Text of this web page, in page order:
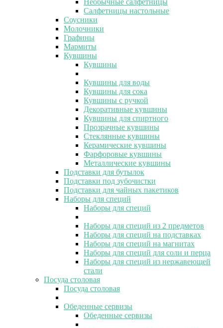
Салфетницы настольные
Соусники
Молочники
Графины
Мармиты
Кувшины
Кувшины
Кувшины для воды
Кувшины для сока
Кувшины с ручкой
Декоративные кувшины
Кувшины для спиртного
Прозрачные кувшины
Стеклянные кувшины
Керамические кувшины
Фарфоровые кувшины
Металлические кувшины
Подставки для бутылок
Подставки под зубочистки
Подставки для чайных пакетиков
Наборы для специй
Наборы для специй
Наборы для специй из 2 предметов
Наборы для специй на подставках
Наборы для специй на магнитах
Наборы для специй для соли и перца
Наборы для специй из нержавеющей
стали
Посуда столовая
Посуда столовая
Обеденные сервизы
Обеденные сервизы